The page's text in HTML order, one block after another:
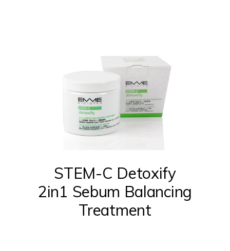
STEM-C Detoxify
2in1 Sebum Balancing
Treatment